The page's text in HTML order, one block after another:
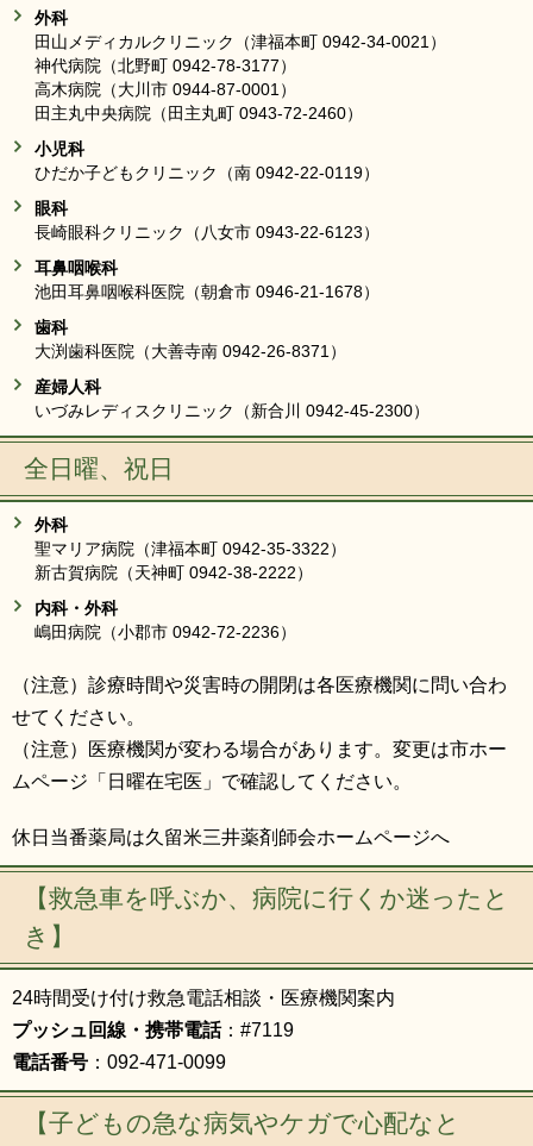
外科
田山メディカルクリニック（津福本町 0942-34-0021）
神代病院（北野町 0942-78-3177）
高木病院（大川市 0944-87-0001）
田主丸中央病院（田主丸町 0943-72-2460）
小児科
ひだか子どもクリニック（南 0942-22-0119）
眼科
長崎眼科クリニック（八女市 0943-22-6123）
耳鼻咽喉科
池田耳鼻咽喉科医院（朝倉市 0946-21-1678）
歯科
大渕歯科医院（大善寺南 0942-26-8371）
産婦人科
いづみレディスクリニック（新合川 0942-45-2300）
全日曜、祝日
外科
聖マリア病院（津福本町 0942-35-3322）
新古賀病院（天神町 0942-38-2222）
内科・外科
嶋田病院（小郡市 0942-72-2236）
（注意）診療時間や災害時の開閉は各医療機関に問い合わ
せてください。
（注意）医療機関が変わる場合があります。変更は市ホー
ムページ「日曜在宅医」で確認してください。
休日当番薬局は久留米三井薬剤師会ホームページへ
【救急車を呼ぶか、病院に行くか迷ったと
き】
24時間受け付け救急電話相談・医療機関案内
プッシュ回線・携帯電話：#7119
電話番号 ：092-471-0099
【子どもの急な病気やケガで心配なと